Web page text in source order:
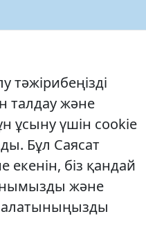
тәжірибеңізді
талдау және
ұсыну үшін cookie
Бұл Саясат
біз қандай
және
алатыныңызды